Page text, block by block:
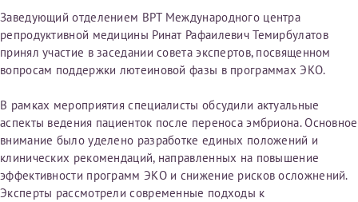
Заведующий отделением ВРТ Международного центра
репродуктивной медицины Ринат Рафаилевич Темирбулатов
принял участие в заседании совета экспертов, посвященном
вопросам поддержки лютеиновой фазы в программах ЭКО.
В рамках мероприятия специалисты обсудили актуальные
аспекты ведения пациенток после переноса эмбриона. Основное
внимание было уделено разработке единых положений и
клинических рекомендаций, направленных на повышение
эффективности программ ЭКО и снижение рисков осложнений.
Эксперты рассмотрели современные подходы к
Электронная почта*
Номер медицинской карты МЦРМ
Наши специалисты готовы помочь вам, предоставив
общую информацию и рекомендации на основе
ваших вопросов. Задайте ваш вопрос,
и мы постараемся ответить на него как можно
Я подтверждаю, что ознакомился с уведомлением,
приведённым выше.
Далее
первом заявлении. После отправки готового документа
изменения и переоформление справки на другого
налогоплательщика не выполняются. Пожалуйста,
внимательно проверяйте все данные перед отправкой
После отправки заявки вы получите письмо на указанную
электронную почту с подтверждением « Заявка на справку
принята ». Если письмо не поступит, пожалуйста, свяжитесь
с МЦРМ для уточнения информации.